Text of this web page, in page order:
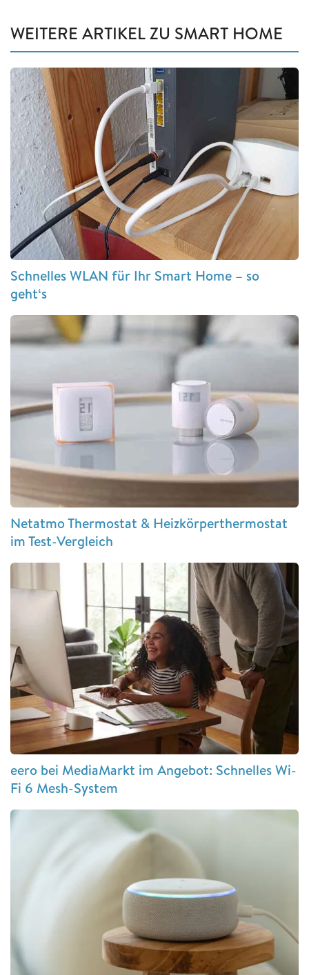
WEITERE ARTIKEL ZU SMART HOME
Schnelles WLAN für Ihr Smart Home – so
geht‘s
Netatmo Thermostat & Heizkörperthermostat
im Test-Vergleich
eero bei MediaMarkt im Angebot: Schnelles Wi-
Fi 6 Mesh-System